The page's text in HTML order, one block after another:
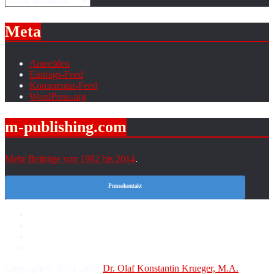
Meta
Anmelden
Eintrags-Feed
Kommentar-Feed
WordPress.org
m-publishing.com
Mehr Beiträge von 1982 bis 2014.
Pressekontakt
Dr. Olaf Konstantin Krueger, M.A.